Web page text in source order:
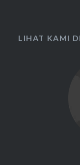
LIHAT KAMI